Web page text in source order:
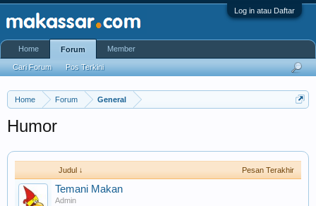
Log in atau Daftar
Home Forum General
Humor
Judul ↓ Pesan Terakhir
Temani Makan
Admin
Home Forum
Cari Forum Pos Terkini
Member